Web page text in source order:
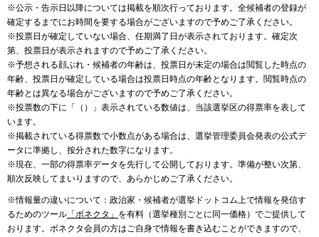
※公示・告示日以降については掲載を順次行っております。全候補者の登録が
確定するまでにお時間を要する場合がございますので予めご了承ください。
※投票日が確定していない場合、任期満了日が表示されております。確定次
第、投票日が表示されますので予めご了承ください。
※予想される顔ぶれ・候補者の年齢は、投票日が未定の場合は閲覧した時点の
年齢、投票日が確定している場合は投票日時点の年齢となります。閲覧時点の
年齢とは異なる場合がございますので予めご了承ください。
※投票数の下に「（）」表示されている数値は、当該選挙区の得票率を表して
います。
※掲載されている得票数で小数点がある場合は、選挙管理委員会発表の公式デ
ータに準拠し、按分された数字になります。
※現在、一部の得票率データを先行して公開しております。準備が整い次第、
順次反映してまいりますので、あらかじめご了承ください。
※情報量の違いについて：政治家・候補者が選挙ドットコム上で情報を発信す
るためのツール 「ボネクタ」 を有料（選挙種別ごとに同一価格）でご提供して
おります。ボネクタ会員の方はご自身で情報を書き込むことができますので、